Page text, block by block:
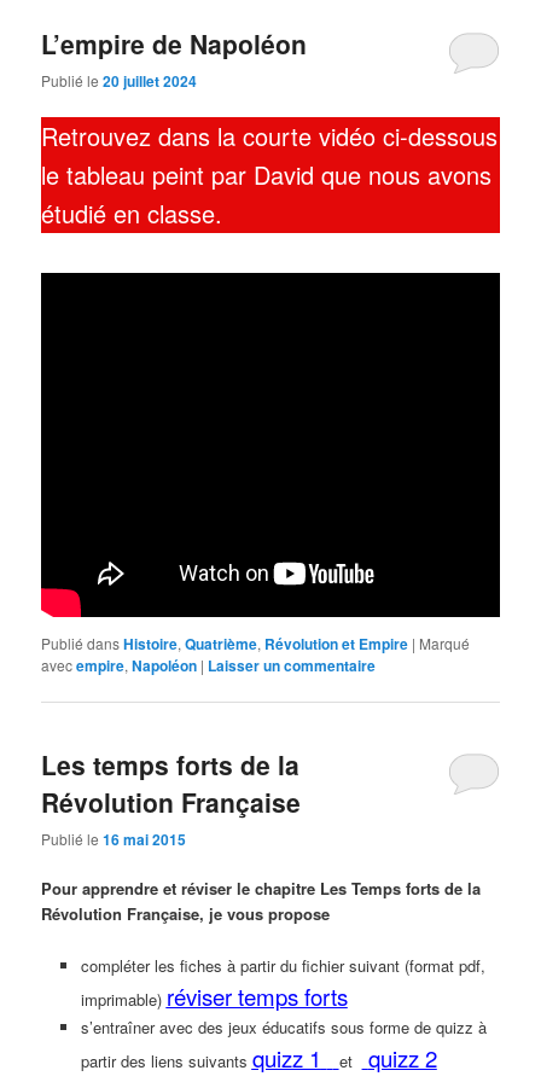
L’empire de Napoléon
Publié le20 juillet 2024
Retrouvez dans la courte vidéo ci-dessous
le tableau peint par David que nous avons
étudié en classe.
Publié dansHistoire,Quatrième, Révolution et Empire | Marqué
avecempire,Napoléon | Laisser un commentaire
Les temps forts de la
Révolution Française
Publié le16 mai 2015
Pour apprendre et réviser le chapitre Les Temps forts de la
Révolution Française, je vous propose
compléter les fiches à partir du fichier suivant (format pdf,
imprimable) réviser temps forts
s’entraîner avec des jeux éducatifs sous forme de quizz à
partir des liens suivants quizz 1 et quizz 2